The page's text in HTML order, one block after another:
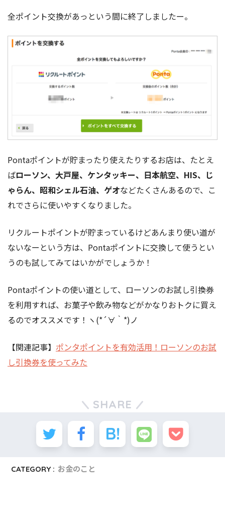
全ポイント交換があっという間に終了しましたー。
Pontaポイントが貯まったり使えたりするお店は、たとえ
ばローソン、大戸屋、ケンタッキー、日本航空、HIS、じ
ゃらん、昭和シェル石油、ゲオなどたくさんあるので、こ
れでさらに使いやすくなりました。
リクルートポイントが貯まっているけどあんまり使い道が
ないなーという方は、Pontaポイントに交換して使うとい
うのも試してみてはいかがでしょうか！
Pontaポイントの使い道として、ローソンのお試し引換券
を利用すれば、お菓子や飲み物などがかなりおトクに買え
るのでオススメです！ヽ(*´∀｀*)ノ
【関連記事】 ポンタポイントを有効活用！ローソンのお試
し引換券を使ってみた
SHARE
CATEGORY : お金のこと